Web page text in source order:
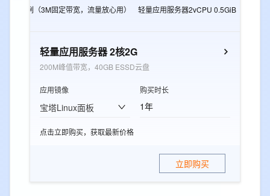
e实例（3M固定带宽，流量放心用） 轻量应用服务器2vCPU 0.5GiB
轻量应用服务器 2核2G
200M峰值带宽，40GB ESSD云盘
应用镜像
宝塔Linux面板
购买时长
1年
点击立即购买，获取最新价格
立即购买